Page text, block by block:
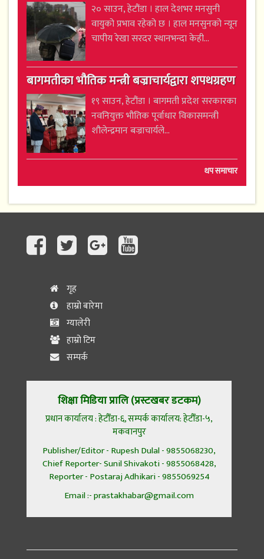
२० साउन, हेटौंडा । हाल देशभर मनसुनी
वायुको प्रभाव रहेको छ । हाल मनसुनको न्यून
चापीय रेखा सरदर स्थानभन्दा केही...
बागमतीका भौतिक मन्त्री बज्राचार्यद्वारा शपथग्रहण
१९ साउन, हेटौंडा । बागमती प्रदेश सरकारका
नवनियुक्त भौतिक पूर्वाधार विकासमन्त्री
शौलेन्द्रमान बज्राचार्यले...
थप समाचार
गृह
हाम्रो बारेमा
ग्यालेरी
हाम्रो टिम
सम्पर्क
शिक्षा मिडिया प्रालि (प्रस्टखबर डटकम)
प्रधान कार्यालय : हेटौँडा-६, सम्पर्क कार्यालय: हेटौँडा-५,
मकवानपुर
Publisher/Editor - Rupesh Dulal - 9855068230,
Chief Reporter- Sunil Shivakoti - 9855068428,
Reporter - Postaraj Adhikari - 9855069254
Email :- prastakhabar@gmail.com